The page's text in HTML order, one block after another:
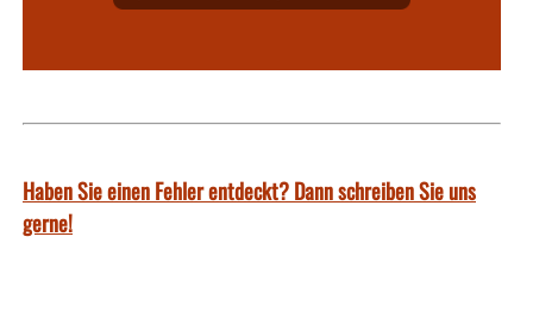
Haben Sie einen Fehler entdeckt? Dann schreiben Sie uns
gerne!